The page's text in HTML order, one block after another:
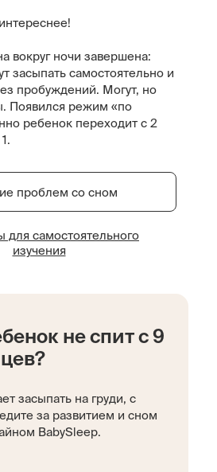
вокруг ночи завершена:
засыпать самостоятельно и
пробуждений. Могут, но
Появился режим «по
ребенок переходит с 2
проблем со сном
для самостоятельного
изучения
не спит с 9
засыпать на груди, с
за развитием и сном
BabySleep.